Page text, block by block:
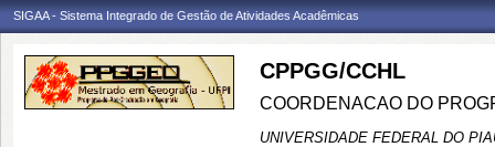
SIGAA - Sistema Integrado de Gestão de Atividades Acadêmicas
CPPGG/CCHL
COORDENACAO DO
UNIVERSIDADE FEDERAL DO